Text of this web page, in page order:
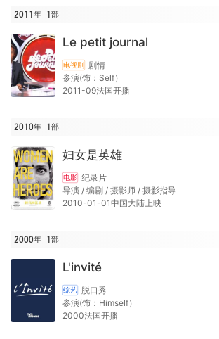
2011年 1部
Le petit journal
电视剧 剧情
参演(饰：Self）
2011-09法国开播
2010年 1部
妇女是英雄
电影 纪录片
导演 / 编剧 / 摄影师 / 摄影指导
2010-01-01中国大陆上映
2000年 1部
L'invité
综艺 脱口秀
参演(饰：Himself）
2000法国开播